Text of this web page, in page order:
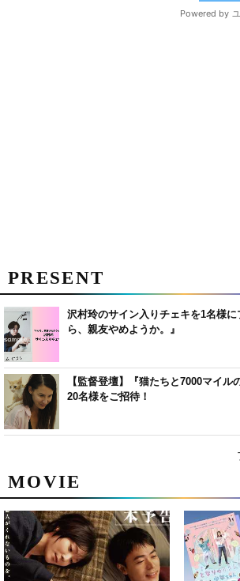
MOVIE
PRESENT
沢村玲のサイン入りチェキを1名様
ら、親友やめようか。』
【監督登壇】『猫たちと7000マイル
20名様をご招待！